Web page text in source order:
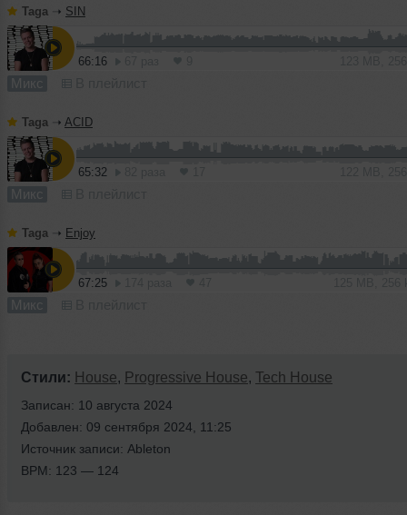
Taga ➝ SIN
66:16
Микс
Taga ➝ ACID
65:32
Микс
Taga ➝ Enjoy
67:25
Микс
Стили: House, Progressive House, Tech House
Записан: 10 августа 2024
Добавлен: 09 сентября 2024, 11:25
Источник записи: Ableton
BPM: 123 — 124